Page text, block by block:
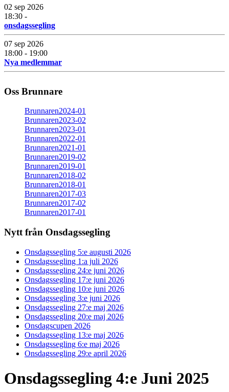
02 sep 2026
18:30 -
onsdagssegling
07 sep 2026
18:00 - 19:00
Nya medlemmar
Oss Brunnare
Brunnaren2024-01
Brunnaren2023-02
Brunnaren2023-01
Brunnaren2022-01
Brunnaren2021-01
Brunnaren2019-02
Brunnaren2019-01
Brunnaren2018-02
Brunnaren2018-01
Brunnaren2017-03
Brunnaren2017-02
Brunnaren2017-01
Nytt från Onsdagssegling
Onsdagssegling 5:e augusti 2026
Onsdagssegling 1:a juli 2026
Onsdagssegling 24:e juni 2026
Onsdagssegling 17:e juni 2026
Onsdagssegling 10:e juni 2026
Onsdagssegling 3:e juni 2026
Onsdagssegling 27:e maj 2026
Onsdagssegling 20:e maj 2026
Onsdagscupen 2026
Onsdagssegling 13:e maj 2026
Onsdagssegling 6:e maj 2026
Onsdagssegling 29:e april 2026
Onsdagssegling 4:e Juni 2025